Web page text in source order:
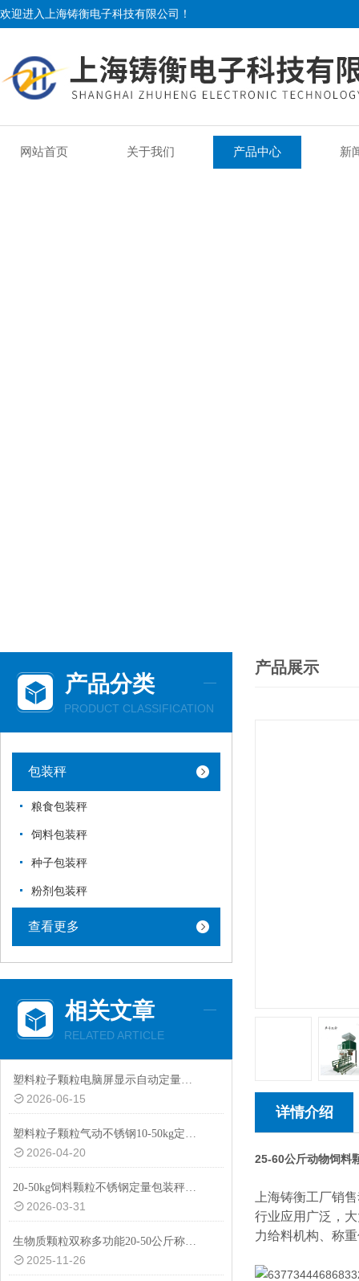
欢迎进入上海铸衡电子科技有限公司！
网站首页 关于我们 产品中心 新
产品分类
PRODUCT CLASSIFICATION
包装秤
粮食包装秤
饲料包装秤
种子包装秤
粉剂包装秤
查看更多
相关文章
RELATED ARTICLE
塑料粒子颗粒电脑屏显示自动定量包装秤20-50kg
2026-06-15
塑料粒子颗粒气动不锈钢10-50kg定量包装秤设备
2026-04-20
20-50kg饲料颗粒不锈钢定量包装秤厂家供应
2026-03-31
生物质颗粒双称多功能20-50公斤称重包装秤设备
2025-11-26
产品展示
详情介绍
25-60公斤动物饲料
上海铸衡工厂销
行业应用广泛，
力给料机构、称